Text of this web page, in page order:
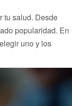
tu salud. Desde
popularidad. En
uno y los